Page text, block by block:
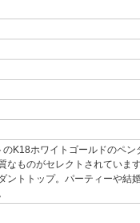
K18ホワイトゴールドのペン
なものがセレクトされていま
ントトップ。パーティーや結